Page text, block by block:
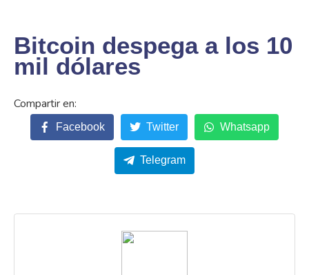
Bitcoin despega a los 10
mil dólares
Facebook Twitter Whatsapp
Telegram